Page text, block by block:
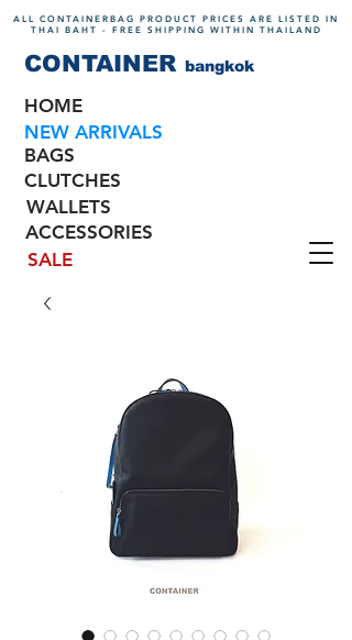
ALL CONTAINERBAG PRODUCT PRICES ARE LISTED IN
THAI BAHT - FREE SHIPPING WITHIN THAILAND
bangkok
CONTAINER
HOME
NEW ARRIVALS
BAGS
CLUTCHES
WALLETS
ACCESSORIES
SALE